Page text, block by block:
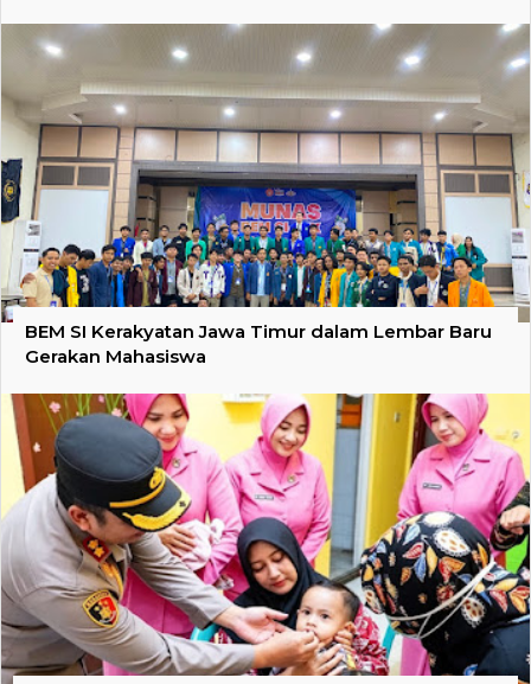
BEM SI Kerakyatan Jawa Timur dalam Lembar Baru
Gerakan Mahasiswa